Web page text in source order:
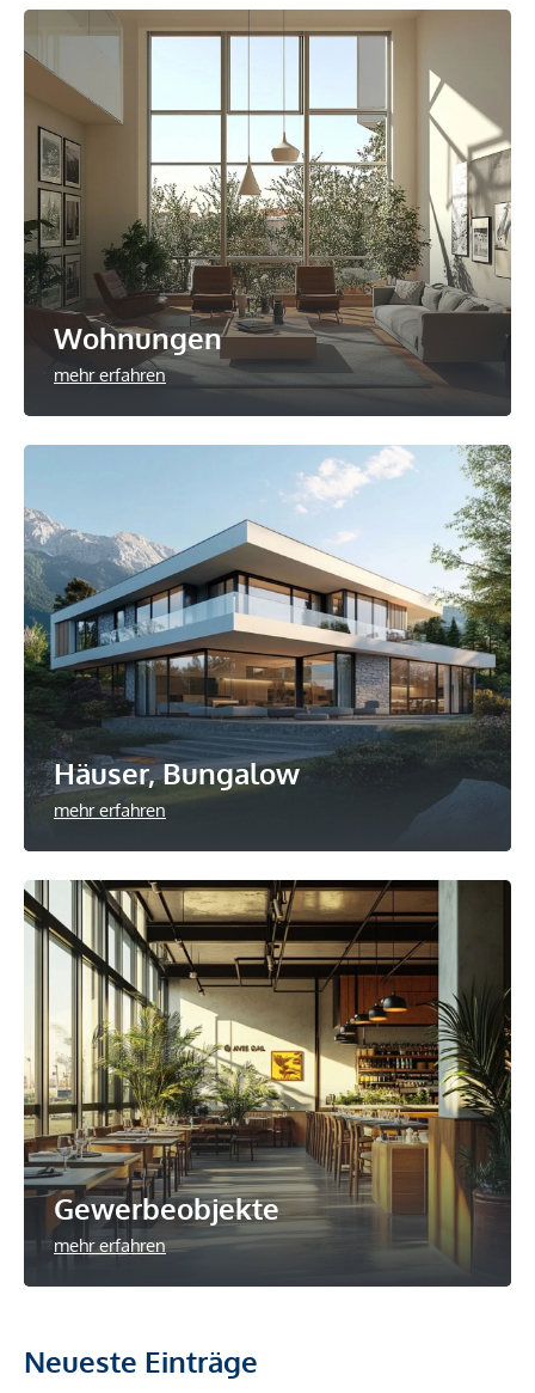
Wohnungen
mehr erfahren
Häuser, Bungalow
mehr erfahren
Gewerbeobjekte
mehr erfahren
Neueste Einträge